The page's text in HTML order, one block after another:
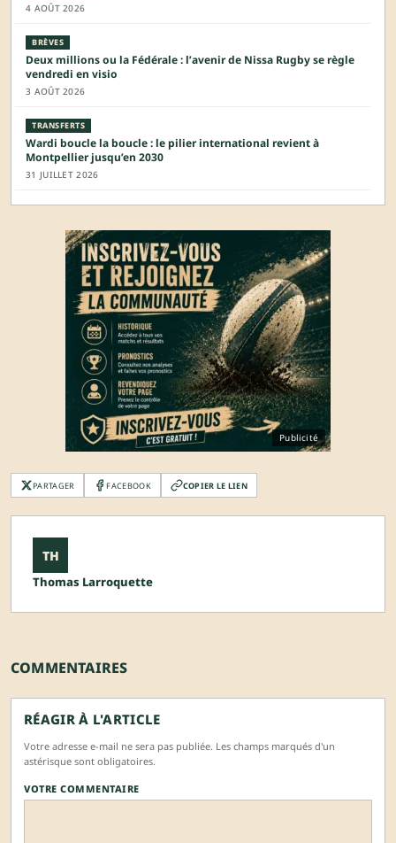
4 AOÛT 2026
BRÈVES
Deux millions ou la Fédérale : l’avenir de Nissa Rugby se règle
vendredi en visio
3 AOÛT 2026
TRANSFERTS
Wardi boucle la boucle : le pilier international revient à
Montpellier jusqu’en 2030
31 JUILLET 2026
Publicité
PARTAGER FACEBOOK COPIER LE LIEN
TH
Thomas Larroquette
COMMENTAIRES
RÉAGIR À L'ARTICLE
Votre adresse e-mail ne sera pas publiée. Les champs marqués d'un
astérisque sont obligatoires.
VOTRE COMMENTAIRE